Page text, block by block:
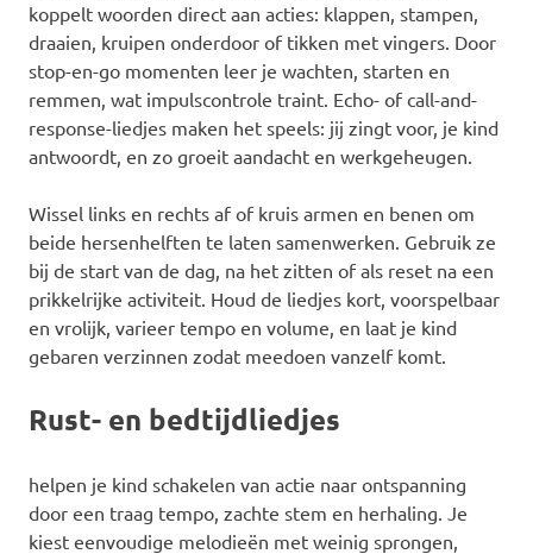
koppelt woorden direct aan acties: klappen, stampen,
draaien, kruipen onderdoor of tikken met vingers. Door
stop-en-go momenten leer je wachten, starten en
remmen, wat impulscontrole traint. Echo- of call-and-
response-liedjes maken het speels: jij zingt voor, je kind
antwoordt, en zo groeit aandacht en werkgeheugen.
Wissel links en rechts af of kruis armen en benen om
beide hersenhelften te laten samenwerken. Gebruik ze
bij de start van de dag, na het zitten of als reset na een
prikkelrijke activiteit. Houd de liedjes kort, voorspelbaar
en vrolijk, varieer tempo en volume, en laat je kind
gebaren verzinnen zodat meedoen vanzelf komt.
Rust- en bedtijdliedjes
helpen je kind schakelen van actie naar ontspanning
door een traag tempo, zachte stem en herhaling. Je
kiest eenvoudige melodieën met weinig sprongen,